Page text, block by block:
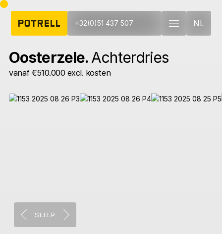
+32(0)51 437 507 NL
Oosterzele.Achterdries
vanaf €510.000 excl. kosten
SLEEP